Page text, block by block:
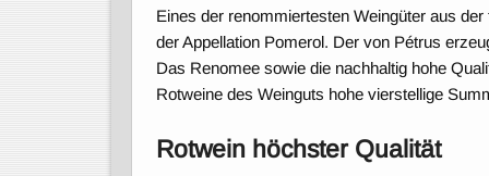
Eines der renommiertesten Weingüter aus
der Appellation Pomerol. Der von Pétrus
Das Renomee sowie die nachhaltig hohe
Rotweine des Weinguts hohe vierstellige
Rotwein höchster Qualität